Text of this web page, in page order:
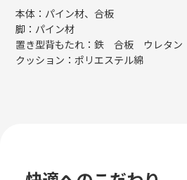
本体：パイン材、合板
脚：パイン材
置き型背もたれ：鉄 合板 ウレタン
クッション：ポリエステル綿